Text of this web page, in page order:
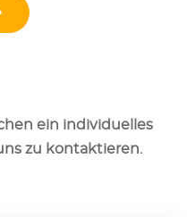
ein individuelles
zu kontaktieren.